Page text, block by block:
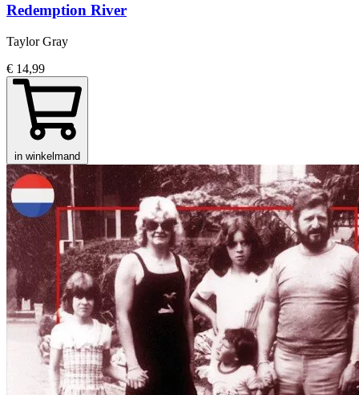
Redemption River
Taylor Gray
€ 14,99
in winkelmand